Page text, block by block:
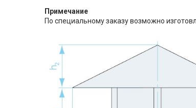
Примечание
По специальному заказу возможно